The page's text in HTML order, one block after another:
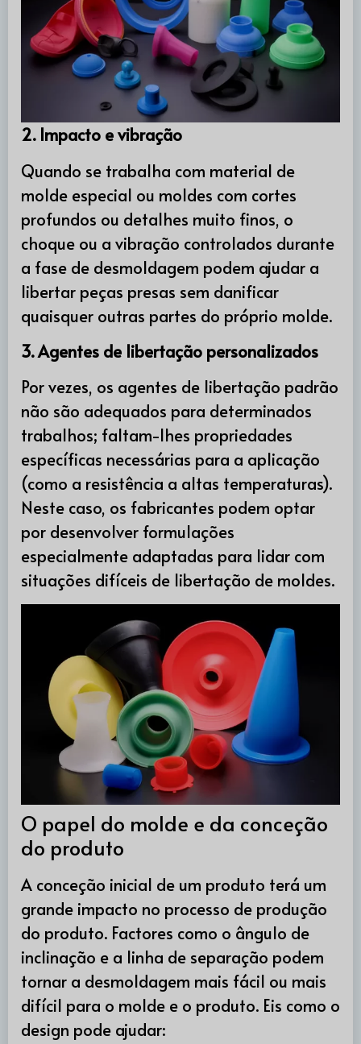
2. Impacto e vibração
Quando se trabalha com material de
molde especial ou moldes com cortes
profundos ou detalhes muito finos, o
choque ou a vibração controlados durante
a fase de desmoldagem podem ajudar a
libertar peças presas sem danificar
quaisquer outras partes do próprio molde.
3. Agentes de libertação personalizados
Por vezes, os agentes de libertação padrão
não são adequados para determinados
trabalhos; faltam-lhes propriedades
específicas necessárias para a aplicação
(como a resistência a altas temperaturas).
Neste caso, os fabricantes podem optar
por desenvolver formulações
especialmente adaptadas para lidar com
situações difíceis de libertação de moldes.
O papel do molde e da conceção
do produto
A conceção inicial de um produto terá um
grande impacto no processo de produção
do produto. Factores como o ângulo de
inclinação e a linha de separação podem
tornar a desmoldagem mais fácil ou mais
difícil para o molde e o produto. Eis como o
design pode ajudar: